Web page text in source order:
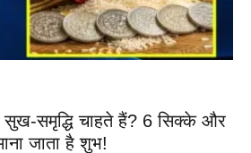
समृद्धि चाहते हैं? 6 सिक्के और
जाता है शुभ!